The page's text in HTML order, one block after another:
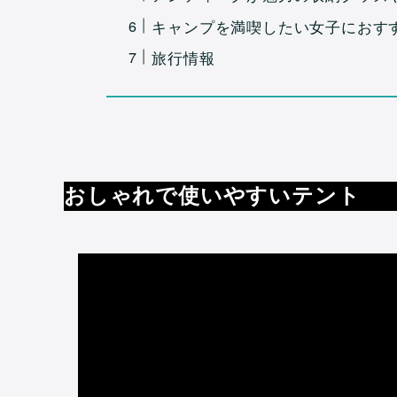
キャンプを満喫したい女子におす
旅行情報
おしゃれで使いやすいテント